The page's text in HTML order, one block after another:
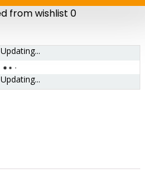
from wishlist 0
Updating...
Updating...